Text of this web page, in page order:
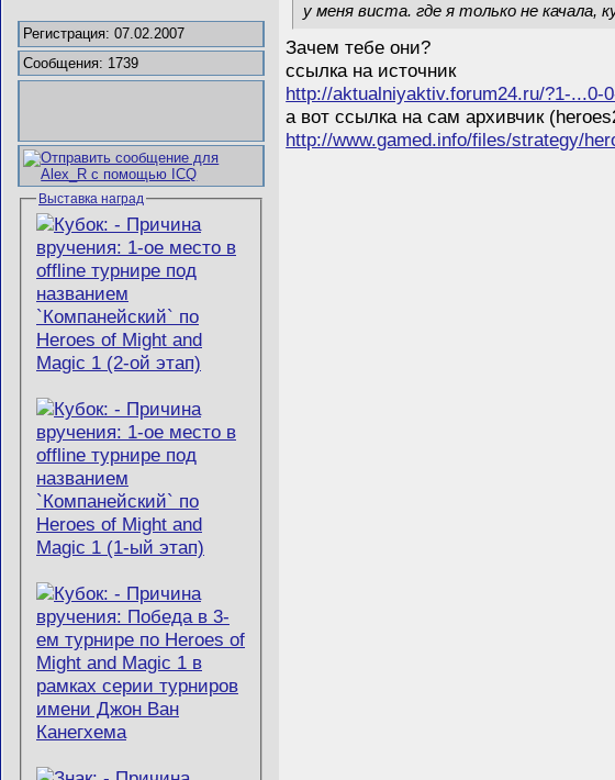
Регистрация: 07.02.2007
Сообщения: 1739
Выставка наград
у меня виста. где я только не качала,
Зачем тебе они?
ссылка на источник
http://aktualniyaktiv.forum24.ru/?1-...0-
а вот ссылка на сам архивчик
http://www.gamed.info/files/strategy/